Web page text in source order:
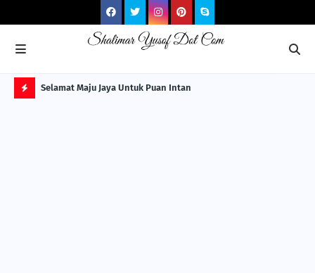
ITS Selamat Maju Jaya Untuk Puan Intan